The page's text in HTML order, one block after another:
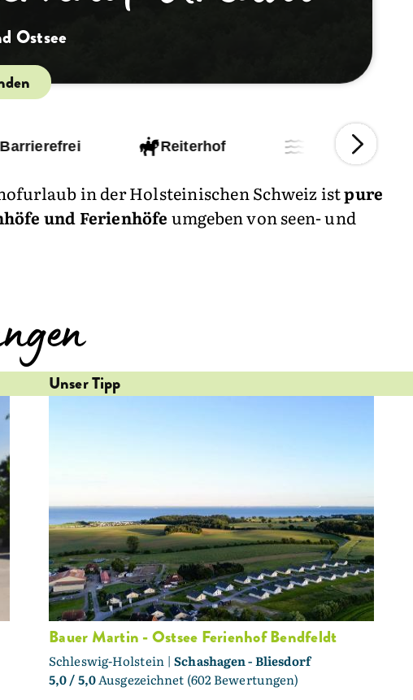
Ostsee
Barrierefrei Reiterhof Am Wasser
in der Holsteinischen Schweiz istpure
und Ferienhöfeumgeben von seen- und
Unser Tipp
Bauer Martin - Ostsee Ferienhof Bendfeldt
Schleswig-Holstein |Schashagen - Bliesdorf
5,0/ 5,0Ausgezeichnet (602 Bewertungen)